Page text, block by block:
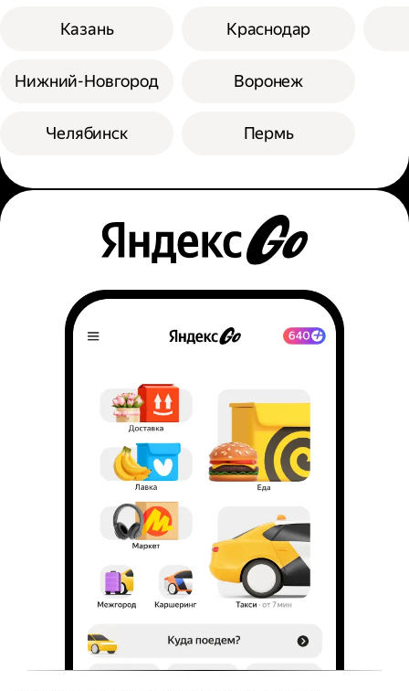
Казань
Нижний-Новгород
Челябинск
Краснодар
Воронеж
Пермь